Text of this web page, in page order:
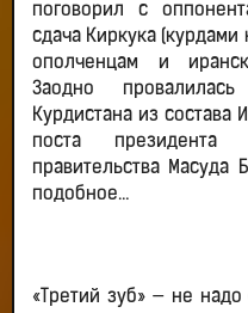
поговорил с
сдача Киркука
ополченцам и
Заодно
Курдистана из состава
поста президента
правительства Масуда
подобное…
«Третий зуб» — не